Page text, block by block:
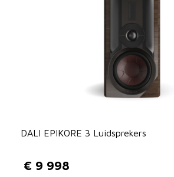
DALI EPIKORE 3 Luidsprekers
€ 9 998